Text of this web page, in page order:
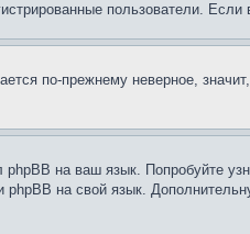
пользователи.
по-прежнему неверное,
на ваш язык. Попробуйте
phpBB на свой язык.